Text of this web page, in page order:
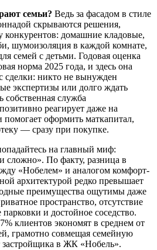
семьи? Ведь за фасадом в стиле
скрываются решения,
конкурентов: домашние кладовые,
шумоизоляция в каждой комнате,
семей с детьми. Годовая оценка
норма 2025 года, и здесь она
сделки: никто не вынужден
экспертизы или долго ждать
собственная служба
реагирует даже на
помогает оформить маткапитал,
— сразу при покупке.
на главный миф:
сложно». По факту, разница в
«Нобелем» и аналогом комфорт-
архитектурой редко превышает
преимущества ощутимы даже
пространство, отсутствие
и достойное соседство.
клиентов экономят в среднем от
грамотно совмещая семейную
застройщика в ЖК «Нобель».